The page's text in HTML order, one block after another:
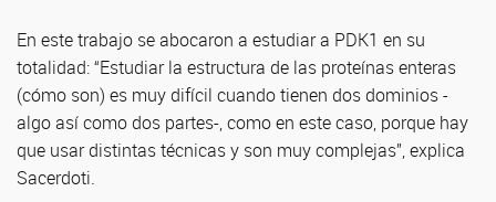
En este trabajo se abocaron a estudiar a PDK1 en su
totalidad: “Estudiar la estructura de las proteínas enteras
(cómo son) es muy difícil cuando tienen dos dominios -
algo así como dos partes-, como en este caso, porque hay
que usar distintas técnicas y son muy complejas”, explica
Sacerdoti.